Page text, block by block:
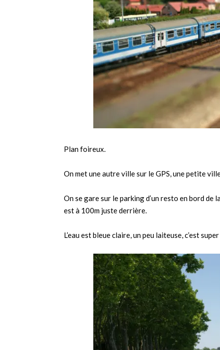
Plan foireux.
On met une autre ville sur le GPS, une petite
On se gare sur le parking d’un resto en bord
est à 100m juste derrière.
L’eau est bleue claire, un peu laiteuse, c’est